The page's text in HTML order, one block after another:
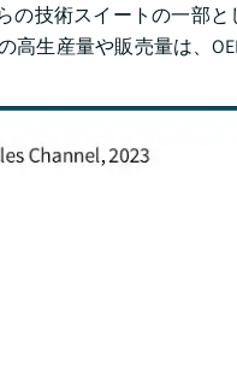
の技術スイートの一部と
生産量や販売量は、